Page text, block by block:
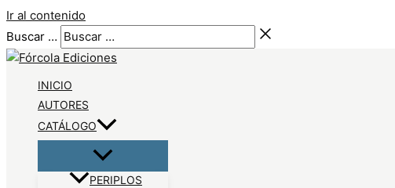
Ir al contenido
Buscar …
INICIO
AUTORES
CATÁLOGO
PERIPLOS